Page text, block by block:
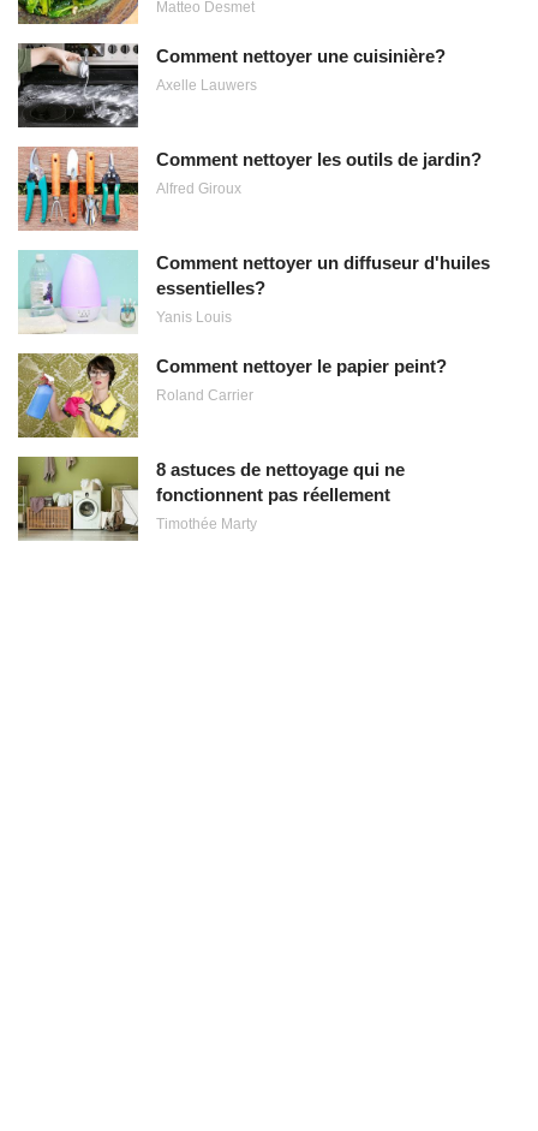
Matteo Desmet
Comment nettoyer une cuisinière?
Axelle Lauwers
Comment nettoyer les outils de jardin?
Alfred Giroux
Comment nettoyer un diffuseur d'huiles
essentielles?
Yanis Louis
Comment nettoyer le papier peint?
Roland Carrier
8 astuces de nettoyage qui ne
fonctionnent pas réellement
Timothée Marty